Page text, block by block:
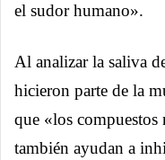
el sudor humano».
Al analizar la saliva
hicieron parte de la
que «los
también ayudan a